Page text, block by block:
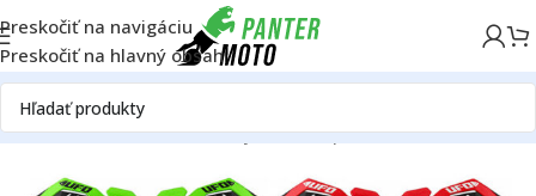
Preskočiť na navigáciu
Preskočiť na hlavný obsah
DomovOFF ROADRámPlastyChrániče páčok